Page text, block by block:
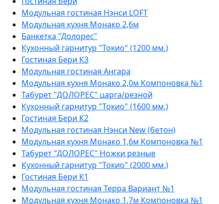
Модульная гостиная Нэнси LOFT
Модульная кухня Монако 2,6м
Банкетка "Долорес"
Кухонный гарнитур "Токио" (1200 мм.)
Гостиная Бери К3
Модульная гостиная Ангара
Модульная кухня Монако 2,0м Компоновка №1
Табурет "ДОЛОРЕС" царга/резной
Кухонный гарнитур "Токио" (1600 мм.)
Гостиная Бери К2
Модульная гостиная Нэнси New (бетон)
Модульная кухня Монако 1,6м Компоновка №1
Табурет "ДОЛОРЕС" Ножки резные
Кухонный гарнитур "Токио" (2000 мм.)
Гостиная Бери К1
Модульная гостиная Терра Вариант №1
Модульная кухня Монако 1,7м Компоновка №1